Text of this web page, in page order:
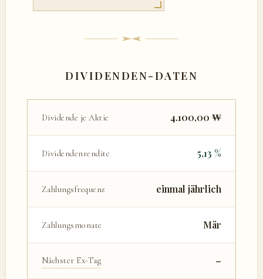
DIVIDENDEN-DATEN
Dividende je Aktie 4.100,00 ₩
Dividendenrendite 5,13 %
Zahlungsfrequenz einmal jährlich
Zahlungsmonate Mär
Nächster Ex-Tag –